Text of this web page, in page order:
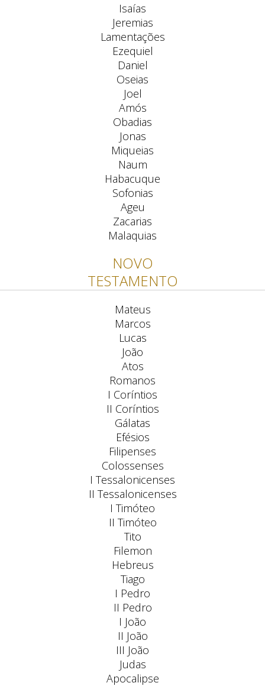
Isaías
Jeremias
Lamentações
Ezequiel
Daniel
Oseias
Joel
Amós
Obadias
Jonas
Miqueias
Naum
Habacuque
Sofonias
Ageu
Zacarias
Malaquias
NOVO
TESTAMENTO
Mateus
Marcos
Lucas
João
Atos
Romanos
I Coríntios
II Coríntios
Gálatas
Efésios
Filipenses
Colossenses
I Tessalonicenses
II Tessalonicenses
I Timóteo
II Timóteo
Tito
Filemon
Hebreus
Tiago
I Pedro
II Pedro
I João
II João
III João
Judas
Apocalipse